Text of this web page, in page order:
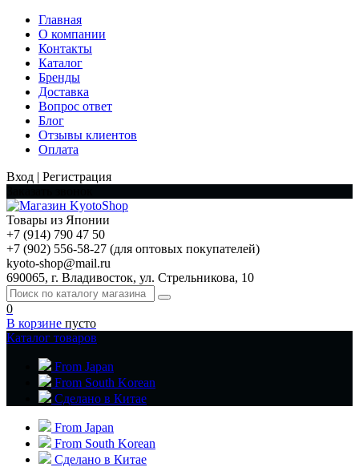
Главная
О компании
Контакты
Каталог
Бренды
Доставка
Вопрос ответ
Блог
Отзывы клиентов
Оплата
Вход | Регистрация
Товары из Японии
+7 (914) 790 47 50
+7 (902) 556-58-27 (для оптовых покупателей)
kyoto-shop@mail.ru
690065, г. Владивосток, ул. Стрельникова, 10
0
В корзине пусто
Каталог товаров
From Japan
From South Korean
Сделано в Китае
From Japan
From South Korean
Сделано в Китае